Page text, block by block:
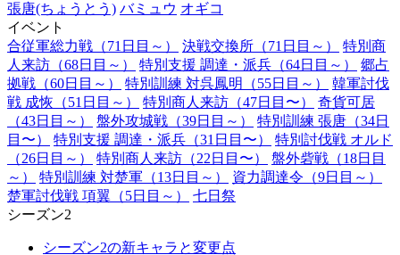
張唐(ちょうとう) バミュウ オギコ
イベント
合従軍総力戦（71日目～）
決戦交換所（71日目～）
特別商
人来訪（68日目～）
特別支援 調達・派兵（64日目～）
郷占
拠戦（60日目～）
特別訓練 対呉鳳明（55日目～）
韓軍討伐
戦 成恢（51日目～）
特別商人来訪（47日目〜）
奇貨可居
（43日目～）
盤外攻城戦（39日目～）
特別訓練 張唐（34日
目〜）
特別支援 調達・派兵（31日目〜）
特別討伐戦 オルド
（26日目～）
特別商人来訪（22日目〜）
盤外砦戦（18日目
～）
特別訓練 対楚軍（13日目～）
資力調達令（9日目～）
楚軍討伐戦 項翼（5日目～）
七日祭
シーズン2
シーズン2の新キャラと変更点